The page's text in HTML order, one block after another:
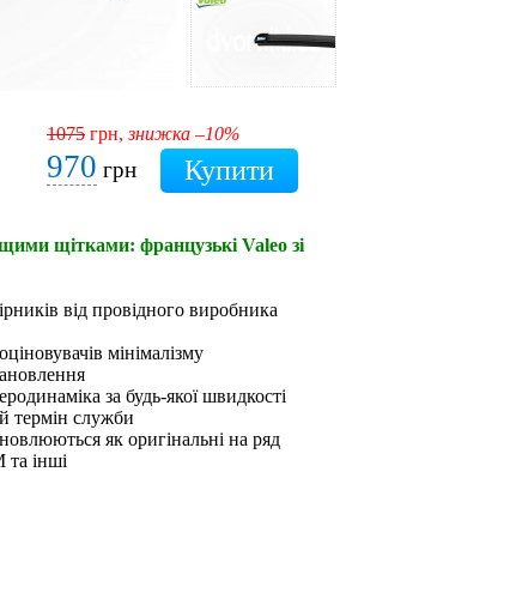
1075 грн,знижка –10%
970 грн
щітками: французькі Valeo зі
від провідного виробника
мінімалізму
за будь-якої швидкості
термін служби
як оригінальні на ряд
та інші